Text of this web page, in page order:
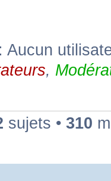
Aucun
,
sujets • 310